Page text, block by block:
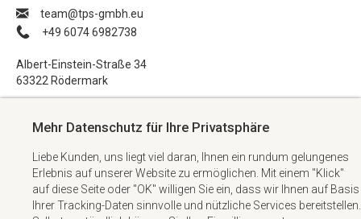
ue.hbmg-spt@maet
+49 6074 6982738
Albert-Einstein-Straße 34
63322 Rödermark
Impressum
AGB
Kontakt
Mehr Datenschutz für Ihre Privatsphäre
Liebe Kunden, uns liegt viel daran, Ihnen ein rundum gelungenes
Erlebnis auf unserer Website zu ermöglichen. Mit einem "Klick"
auf diese Seite oder "OK" willigen Sie ein, dass wir Ihnen auf Basis
Ihrer Tracking-Daten sinnvolle und nützliche Services bereitstellen.